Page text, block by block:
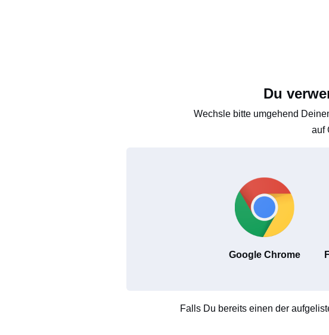
Du
Wechsle bitte umgehend
auf
Google Chrome
Falls Du bereits einen der